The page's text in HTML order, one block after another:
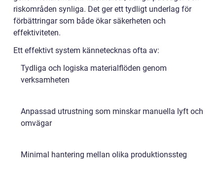
riskområden synliga. Det ger ett tydligt underlag för
förbättringar som både ökar säkerheten och
effektiviteten.
Ett effektivt system kännetecknas ofta av:
Tydliga och logiska materialflöden genom
verksamheten
Anpassad utrustning som minskar manuella lyft och
omvägar
Minimal hantering mellan olika produktionssteg